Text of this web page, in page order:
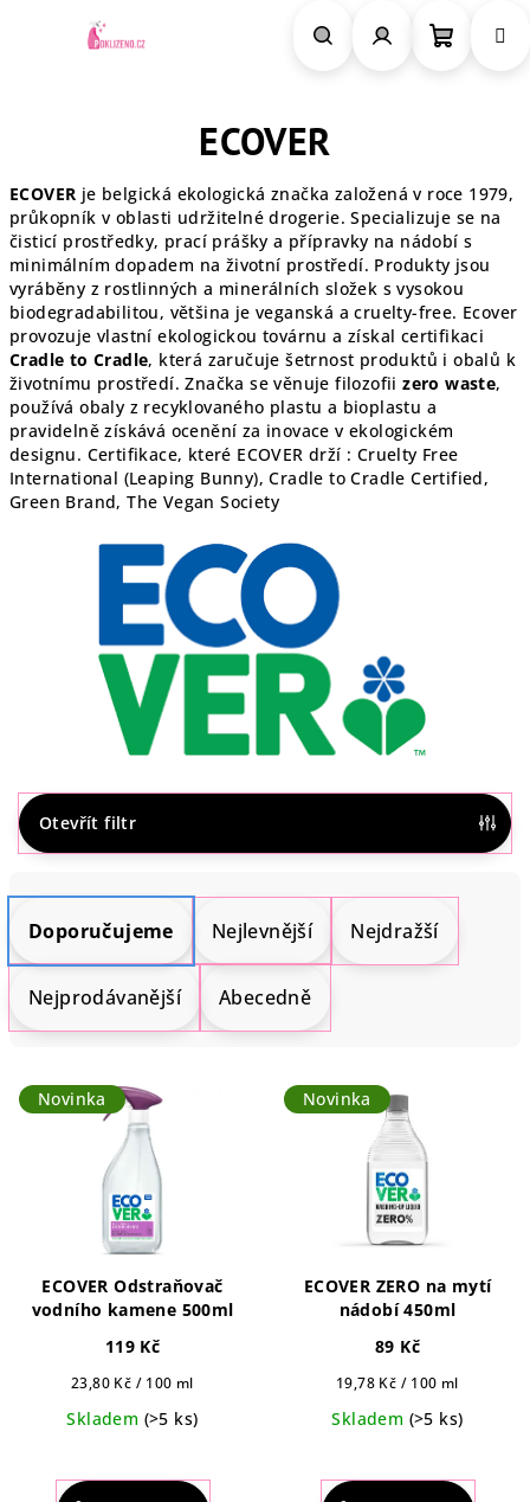
ECOVER
ECOVER je belgická ekologická značka založená v roce 1979,
průkopník v oblasti udržitelné drogerie. Specializuje se na
čisticí prostředky, prací prášky a přípravky na nádobí s
minimálním dopadem na životní prostředí. Produkty jsou
vyráběny z rostlinných a minerálních složek s vysokou
biodegradabilitou, většina je veganská a cruelty-free. Ecover
provozuje vlastní ekologickou továrnu a získal certifikaci
Cradle to Cradle, která zaručuje šetrnost produktů i obalů k
životnímu prostředí. Značka se věnuje filozofiizero waste,
používá obaly z recyklovaného plastu a bioplastu a
pravidelně získává ocenění za inovace v ekologickém
designu. Certifikace, které ECOVER drží : Cruelty Free
International (Leaping Bunny), Cradle to Cradle Certified,
Green Brand, The Vegan Society
Otevřít filtr
Ř
z
n
p
Doporučujeme Nejlevnější Nejdražší
Nejprodávanější Abecedně
V
ý
Novinka
ECOVER Odstraňovač
vodního kamene 500ml
119 Kč
Měrná
23,80 Kč / 100 ml
Skladem (>5 ks)
Novinka
ECOVER ZERO na mytí
nádobí 450ml
89 Kč
Měrná
19,78 Kč / 100 ml
Skladem (>5 ks)